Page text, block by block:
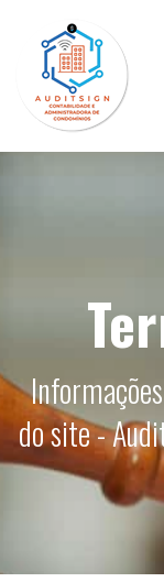
do site -